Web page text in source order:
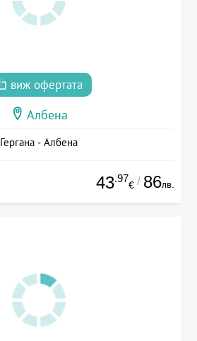
виж офертата
Албена
Гергана - Албена
43.97
€ / 86лв.